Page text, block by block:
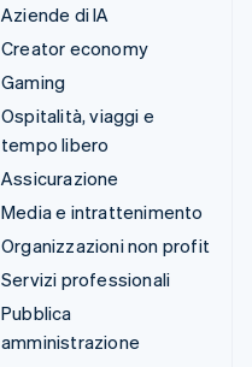
Aziende di IA
Creator economy
Gaming
Ospitalità, viaggi e
tempo libero
Assicurazione
Media e intrattenimento
Organizzazioni non profit
Servizi professionali
Pubblica
amministrazione